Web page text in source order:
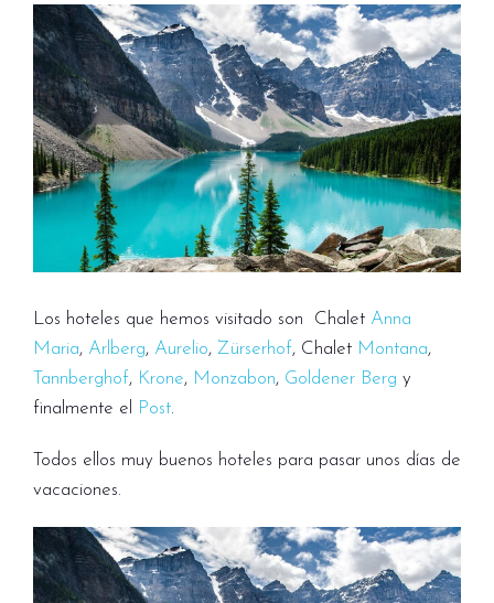
Los hoteles que hemos visitado son Chalet Anna
Maria, Arlberg, Aurelio, Zürserhof, Chalet Montana,
annberghof, Krone, Monzabon, Goldener Berg y
finalmente el
Post.
Todos ellos muy buenos hoteles para pasar unos días de
vacaciones.